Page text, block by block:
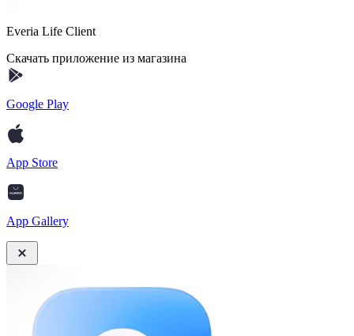
Everia Life Client
Скачать приложение из магазина
Google Play
App Store
App Gallery